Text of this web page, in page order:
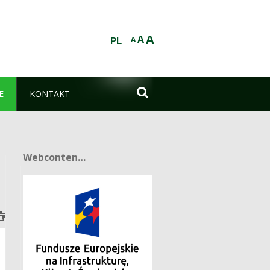
AAA
PL
KONTAKT 
Webcontent-Anzeige
Webcontent-Anzeige